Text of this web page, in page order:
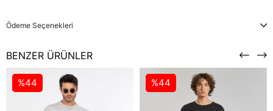
Ödeme Seçenekleri
BENZER ÜRÜNLER
%44 %44